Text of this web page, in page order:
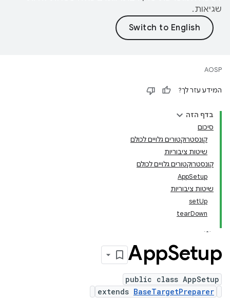
שגיאות.
AOSP
המידע עזר לך?
בדף הזה
סיכום
קונסטרוקטורים גלויים לכולם
שיטות ציבוריות
קונסטרוקטורים גלויים לכולם
AppSetup
שיטות ציבוריות
setUp
tearDown
AppSetup
public class AppSetup
extends BaseTargetPreparer